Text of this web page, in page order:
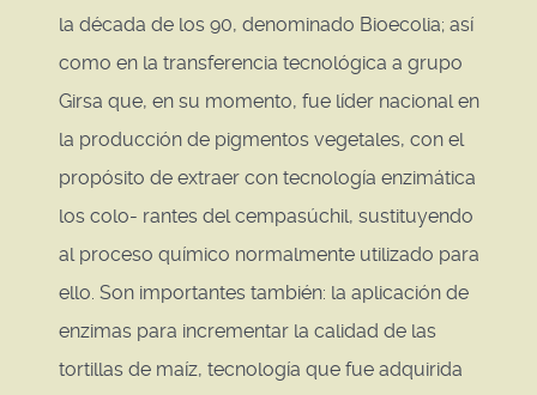
la década de los 90, denominado Bioecolia; así
como en la transferencia tecnológica a grupo
Girsa que, en su momento, fue líder nacional en
la producción de pigmentos vegetales, con el
propósito de extraer con tecnología enzimática
los colo- rantes del cempasúchil, sustituyendo
al proceso químico normalmente utilizado para
ello. Son importantes también: la aplicación de
enzimas para incrementar la calidad de las
tortillas de maíz, tecnología que fue adquirida